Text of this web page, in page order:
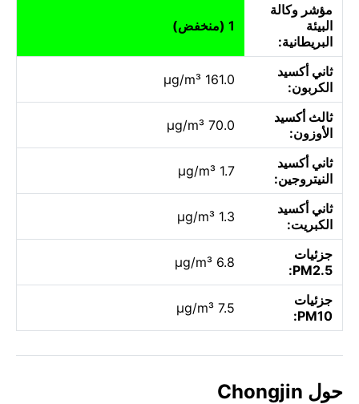
مؤشر وكالة
البيئة
البريطانية:
1 (منخفض)
ثاني أكسيد
الكربون:
161.0 µg/m³
ثالث أكسيد
الأوزون:
70.0 µg/m³
ثاني أكسيد
النيتروجين:
1.7 µg/m³
ثاني أكسيد
الكبريت:
1.3 µg/m³
جزئيات
PM2.5:
6.8 µg/m³
جزئيات
PM10:
7.5 µg/m³
حول Chongjin